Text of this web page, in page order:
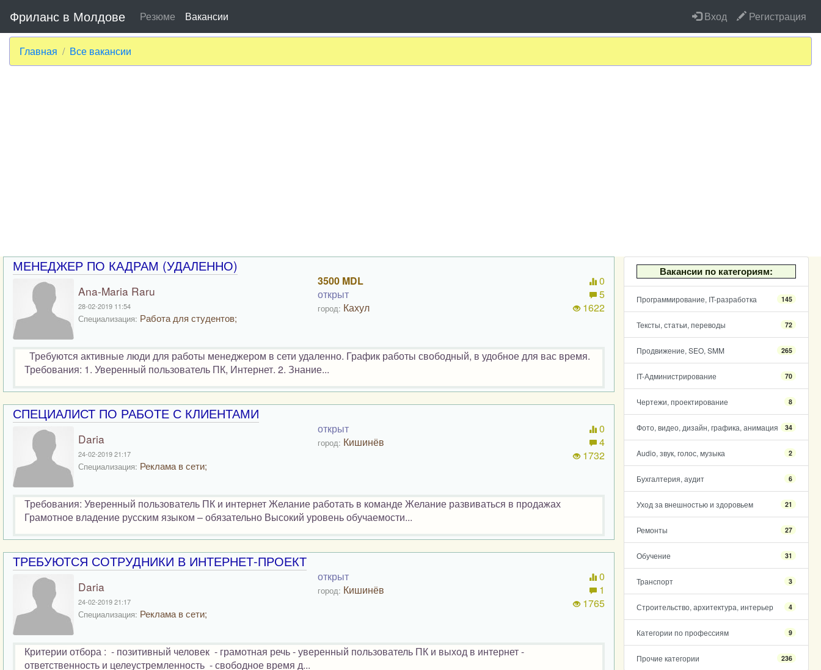
Фриланс в Молдове Резюме Вакансии Вход Регистрация
Главная Все вакансии
Вакансии по категориям:
Программирование, IT-разработка 145
Тексты, статьи, переводы 72
Продвижение, SEO, SMM 265
IT-Администрирование 70
Чертежи, проектирование 8
Фото, видео, дизайн, графика, анимация 34
Audio, звук, голос, музыка 2
Бухгалтерия, аудит 6
Уход за внешностью и здоровьем 21
Ремонты 27
Обучение 31
Транспорт 3
Строительство, архитектура, интерьер 4
Категории по профессиям 9
Прочие категории 236
МЕНЕДЖЕР ПО КАДРАМ (УДАЛЕННО)
Ana-Maria Raru
28-02-2019 11:54
Специализация: Работа для студентов;
3500 MDL
открыт
город: Кахул
0
5
1622
Требуются активные люди для работы менеджером в сети удаленно. График работы свободный, в удобное для вас время.
Требования: 1. Уверенный пользователь ПК, Интернет. 2. Знание...
СПЕЦИАЛИСТ ПО РАБОТЕ С КЛИЕНТАМИ
Daria
24-02-2019 21:17
Специализация: Реклама в сети;
открыт
город: Кишинёв
0
4
1732
Требования: Уверенный пользователь ПК и интернет Желание работать в команде Желание развиваться в продажах
Грамотное владение русским языком – обязательно Высокий уровень обучаемости...
ТРЕБУЮТСЯ СОТРУДНИКИ В ИНТЕРНЕТ-ПРОЕКТ
Daria
24-02-2019 21:17
Специализация: Реклама в сети;
открыт
город: Кишинёв
0
1
1765
Критерии отбора : - позитивный человек - грамотная речь - уверенный пользователь ПК и выход в интернет -
ответственность и целеустремленность - свободное время д...